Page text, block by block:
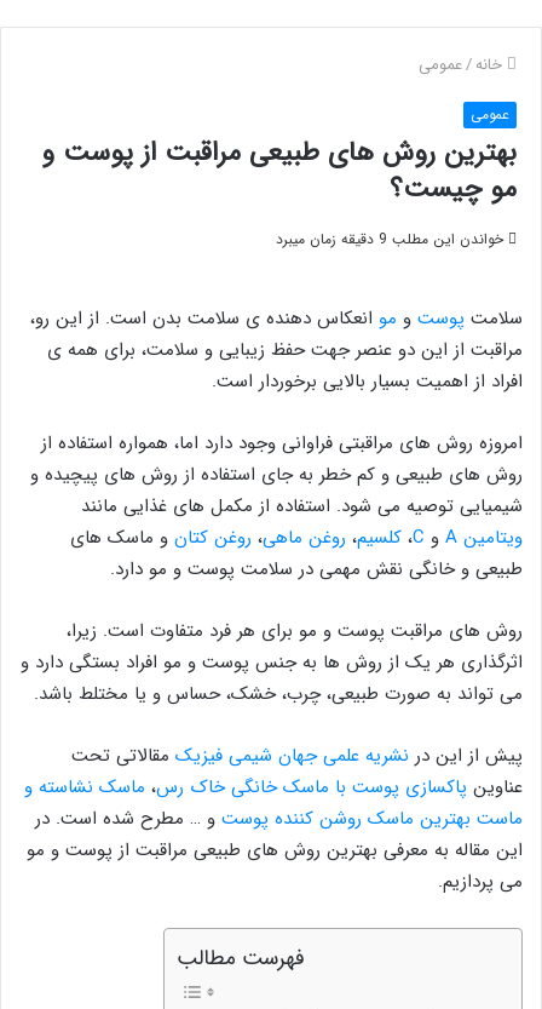
خانه/عمومی
عمومی
بهترین روش های طبیعی مراقبت از پوست و
مو چیست؟
خواندن این مطلب 9 دقیقه زمان میبرد
سلامت پوست و مو انعکاس دهنده ی سلامت بدن است. از این رو،
مراقبت از این دو عنصر جهت حفظ زیبایی و سلامت، برای همه ی
افراد از اهمیت بسیار بالایی برخوردار است.
امروزه روش های مراقبتی فراوانی وجود دارد اما، همواره استفاده از
روش های طبیعی و کم خطر به جای استفاده از روش های پیچیده و
شیمیایی توصیه می شود. استفاده از مکمل های غذایی مانند
ویتامین A
و C، کلسیم، روغن ماهی، روغن کتان و ماسک های
طبیعی و خانگی نقش مهمی در سلامت پوست و مو دارد.
روش های مراقبت پوست و مو برای هر فرد متفاوت است. زیرا،
اثرگذاری هر یک از روش ها به جنس پوست و مو افراد بستگی دارد و
می تواند به صورت طبیعی، چرب، خشک، حساس و یا مختلط باشد.
پیش از این در نشریه علمی جهان شیمی فیزیک مقالاتی تحت
عناوین پاکسازی پوست با ماسک خانگی خاک رس، ماسک نشاسته و
ماست بهترین ماسک روشن کننده پوست و … مطرح شده است. در
این مقاله به معرفی بهترین روش های طبیعی مراقبت از پوست و مو
می پردازیم.
فهرست مطالب